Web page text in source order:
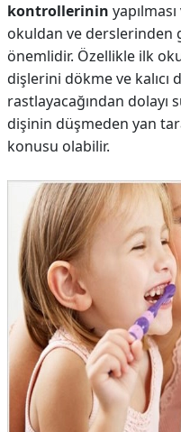
kontrollerinin
okuldan ve derslerinden
önemlidir. Özellikle ilk
dişlerini dökme ve kalıcı
rastlayacağından
dişinin düşmeden yan
konusu olabilir.